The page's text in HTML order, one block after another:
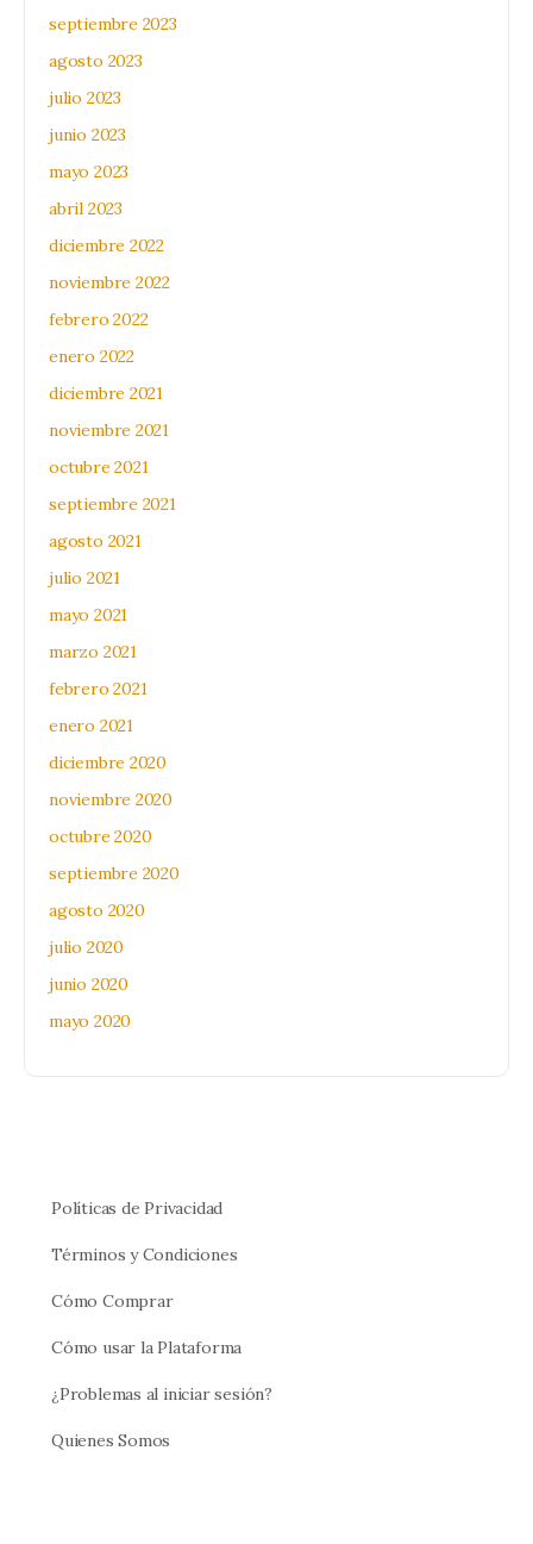
septiembre 2023
agosto 2023
julio 2023
junio 2023
mayo 2023
abril 2023
diciembre 2022
noviembre 2022
febrero 2022
enero 2022
diciembre 2021
noviembre 2021
octubre 2021
septiembre 2021
agosto 2021
julio 2021
mayo 2021
marzo 2021
febrero 2021
enero 2021
diciembre 2020
noviembre 2020
octubre 2020
septiembre 2020
agosto 2020
julio 2020
junio 2020
mayo 2020
Políticas de Privacidad
Términos y Condiciones
Cómo Comprar
Cómo usar la Plataforma
¿Problemas al iniciar sesión?
Quienes Somos